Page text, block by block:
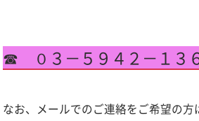
☎ ０３－５９４２－１３
なお、メールでのご連絡をご希望の方